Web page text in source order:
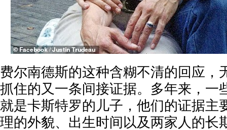
费尔南德斯的这种含糊不清的回应，
抓住的又一条间接证据。多年来，一
就是卡斯特罗的儿子，他们的证据主
理的外貌、出生时间以及两家人的长